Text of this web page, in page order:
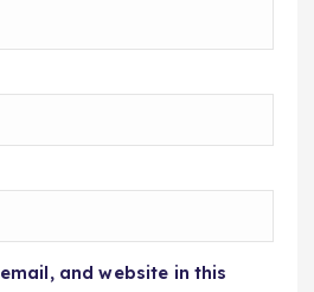
and website in this